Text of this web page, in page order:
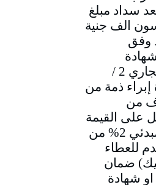
سداد مبلغ
الف جنية
وفق
شهادة
التسجيل من المسجل التجاري 2 /
3 /شهادة إبراء ذمة من
من
على القيمة
المضافة 6/ إرفاق تامين مبدئي 2% من
للعطاء
ضمان
شهادة